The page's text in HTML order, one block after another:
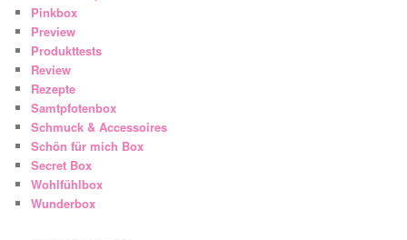
Pinkbox
Preview
Produkttests
Review
Rezepte
Samtpfotenbox
Schmuck & Accessoires
Schön für mich Box
Secret Box
Wohlfühlbox
Wunderbox